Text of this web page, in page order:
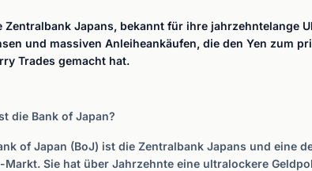
Zentralbank Japans, bekannt für ihre jahrzehntelange
und massiven Anleiheankäufen, die den Yen zum
Trades gemacht hat.
die Bank of Japan?
of Japan (BoJ) ist die Zentralbank Japans und eine
Markt. Sie hat über Jahrzehnte eine ultralockere